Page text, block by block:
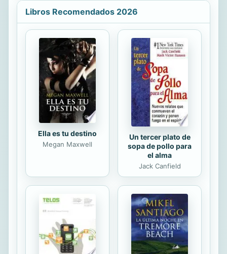
todos los ámbitos profesionales
la autora ha adoptado un enfoque
integral, depositando el interés en
diversos aspectos psicosociales
como estándares de excelencia,
tales como las expectativas, las
percepciones y la fidelidad del
cliente.
Libros Recomendados 2026
Ella es tu destino
Megan Maxwell
Un tercer plato de
sopa de pollo para
el alma
Jack Canfield